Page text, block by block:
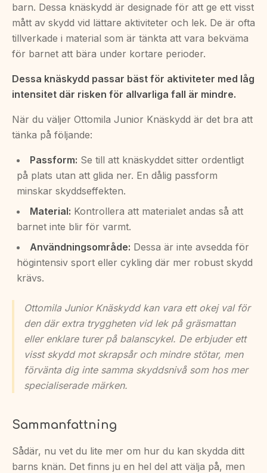
barn. Dessa knäskydd är designade för att ge ett visst
mått av skydd vid lättare aktiviteter och lek. De är ofta
tillverkade i material som är tänkta att vara bekväma
för barnet att bära under kortare perioder.
Dessa knäskydd passar bäst för aktiviteter med låg
intensitet där risken för allvarliga fall är mindre.
När du väljer Ottomila Junior Knäskydd är det bra att
tänka på följande:
Passform: Se till att knäskyddet sitter ordentligt
på plats utan att glida ner. En dålig passform
minskar skyddseffekten.
Material: Kontrollera att materialet andas så att
barnet inte blir för varmt.
Användningsområde: Dessa är inte avsedda för
högintensiv sport eller cykling där mer robust skydd
krävs.
Ottomila Junior Knäskydd kan vara ett okej val för
den där extra tryggheten vid lek på gräsmattan
eller enklare turer på balanscykel. De erbjuder ett
visst skydd mot skrapsår och mindre stötar, men
förvänta dig inte samma skyddsnivå som hos mer
specialiserade märken.
Sammanfattning
Sådär, nu vet du lite mer om hur du kan skydda ditt
barns knän. Det finns ju en hel del att välja på, men